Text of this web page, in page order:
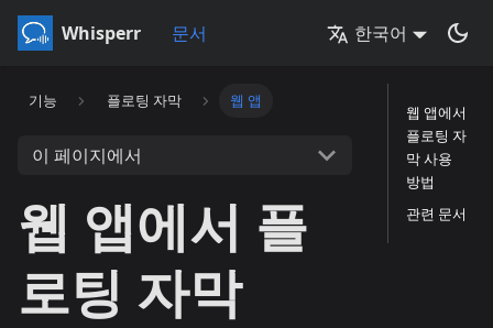
Whisperr 문서 한국어
기능 플로팅 자막 웹 앱
이 페이지에서
웹 앱에서 플
로팅 자막
웹 앱에서
플로팅 자
막 사용
방법
관련 문서